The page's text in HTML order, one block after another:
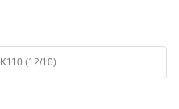
(12/10)